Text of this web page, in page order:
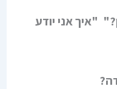
"איך אני יודע